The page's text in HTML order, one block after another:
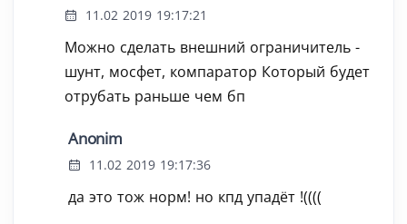
11.02 2019 19:17:21
Можно сделать внешний ограничитель -
шунт, мосфет, компаратор Который будет
отрубать раньше чем бп
Anonim
11.02 2019 19:17:36
да это тож норм! но кпд упадёт !((((